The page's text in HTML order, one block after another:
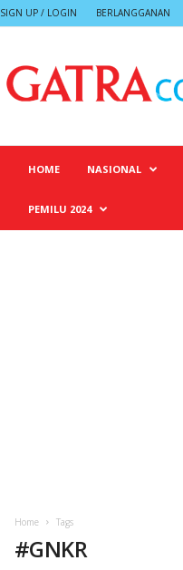
SIGN UP / LOGIN BERLANGGANAN
HOME NASIONAL
PEMILU 2024
Home Tags
#GNKR